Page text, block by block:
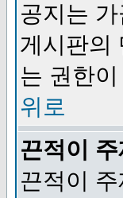
공지는
게시판의
는 권한
위로
끈적이
끈적이